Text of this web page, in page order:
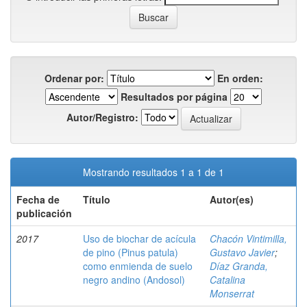
Ordenar por:
En orden:
Resultados por página
Autor/Registro:
Mostrando resultados 1 a 1 de 1
Fecha de
publicación
Título Autor(es)
2017
Uso de biochar de acícula
de pino (Pinus patula)
como enmienda de suelo
negro andino (Andosol)
Chacón Vintimilla,
Gustavo Javier;
Díaz Granda,
Catalina
Monserrat